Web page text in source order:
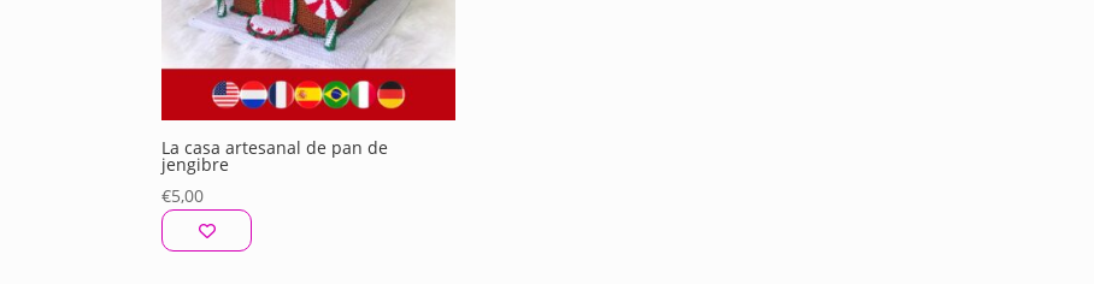
La casa artesanal de pan de
jengibre
€5,00